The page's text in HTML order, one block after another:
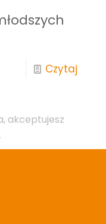
Czytaj
akceptujesz